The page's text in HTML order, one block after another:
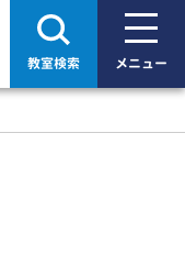
教室検索 メニュー